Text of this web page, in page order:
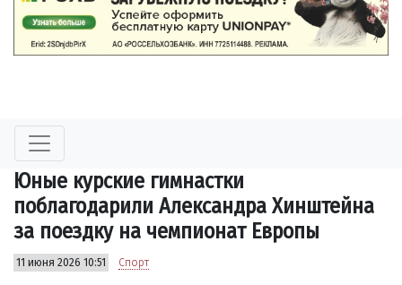
Юные курские гимнастки
поблагодарили Александра Хинштейна
за поездку на чемпионат Европы
11 июня 2026 10:51 Спорт